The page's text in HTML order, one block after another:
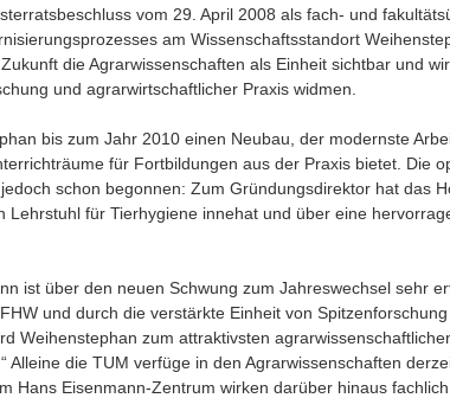
vom 29. April 2008 als fach- und
am Wissenschaftsstandort
die Agrarwissenschaften als Einheit sichtbar und
und agrarwirtschaftlicher Praxis widmen.
bis zum Jahr 2010 einen Neubau, der modernste
für Fortbildungen aus der Praxis bietet. Die
schon begonnen: Zum Gründungsdirektor hat das
Lehrstuhl für Tierhygiene innehat und über eine
ist über den neuen Schwung zum Jahreswechsel sehr
und durch die verstärkte Einheit von
Weihenstephan zum attraktivsten
Alleine die TUM verfüge in den Agrarwissenschaften
Hans Eisenmann-Zentrum wirken darüber hinaus